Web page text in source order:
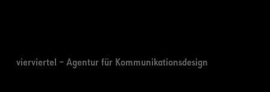
vierviertel – Agentur für Kommunikationsdesign